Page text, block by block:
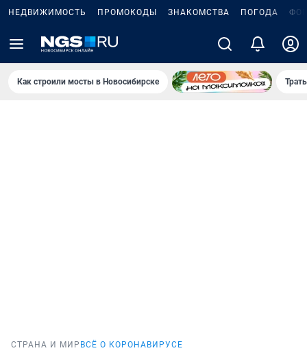
НЕДВИЖИМОСТЬ ПРОМОКОДЫ ЗНАКОМСТВА ПОГОДА
Как строили мосты в Новосибирске
СТРАНА И МИР ВСЁ О КОРОНАВИРУСЕ